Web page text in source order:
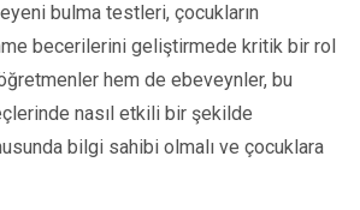
bulma testleri, çocukların
becerilerini geliştirmede kritik bir rol
hem de ebeveynler, bu
nasıl etkili bir şekilde
bilgi sahibi olmalı ve çocuklara